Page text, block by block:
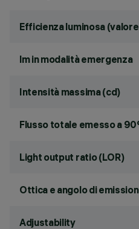
Efficienza luminosa
lm in modalità emergenza
Intensità massima (cd)
Flusso totale emesso a
Light output ratio (LOR)
Ottica e angolo di
Adjustability